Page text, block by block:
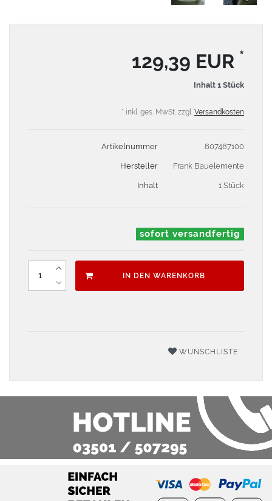
129,39 EUR *
Inhalt 1 Stück
* inkl. ges. MwSt. zzgl. Versandkosten
Artikelnummer 807487100
Hersteller Frank Bauelemente
Inhalt 1 Stück
sofort versandfertig
IN DEN WARENKORB
WUNSCHLISTE